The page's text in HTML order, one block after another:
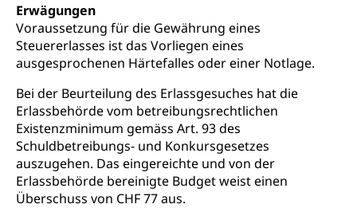
Erwägungen
Voraussetzung für die Gewährung eines
Steuererlasses ist das Vorliegen eines
ausgesprochenen Härtefalles oder einer Notlage.
Bei der Beurteilung des Erlassgesuches hat die
Erlassbehörde vom betreibungsrechtlichen
Existenzminimum gemäss Art. 93 des
Schuldbetreibungs- und Konkursgesetzes
auszugehen. Das eingereichte und von der
Erlassbehörde bereinigte Budget weist einen
Überschuss von CHF 77 aus.